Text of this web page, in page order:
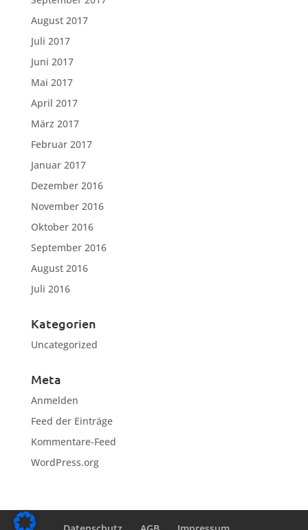
August 2017
Juli 2017
Juni 2017
Mai 2017
April 2017
März 2017
Februar 2017
Januar 2017
Dezember 2016
November 2016
Oktober 2016
September 2016
August 2016
Juli 2016
Kategorien
Uncategorized
Meta
Anmelden
Feed der Einträge
Kommentare-Feed
WordPress.org